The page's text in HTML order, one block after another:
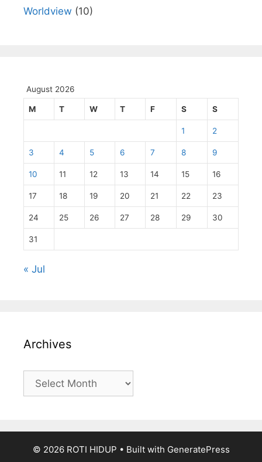
Worldview (10)
August 2026
M T W T F S S
1 2
3 4 5 6 7 8 9
10 11 12 13 14 15 16
17 18 19 20 21 22 23
24 25 26 27 28 29 30
31
« Jul
Archives
Archives
© 2026 ROTI HIDUP • Built with GeneratePress